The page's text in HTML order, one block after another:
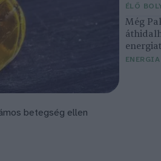
betegség ellen
ÉLŐ
Még
ENERGIA